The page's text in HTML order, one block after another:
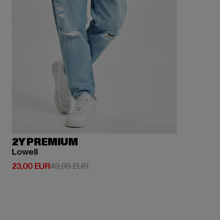
2Y PREMIUM
Lowell
23,00 EUR
Derzeitiger Preis: 23,00 EUR
49,99 EURAktionspreis: 49,99 EUR